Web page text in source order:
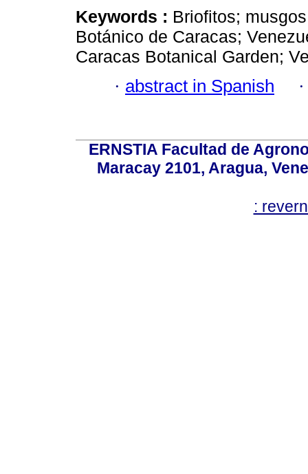
Keywords : Briofitos;
Botánico de Caracas;
Caracas Botanical Garden;
· abstract in Spanish
ERNSTIA Facultad de
Maracay 2101, Aragua,
: